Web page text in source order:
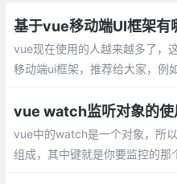
vue现在使用的人越来越多了，
移动端ui框架，推荐给大家，例
vue中的watch是一个对象，所
组成，其中键就是你要监控的